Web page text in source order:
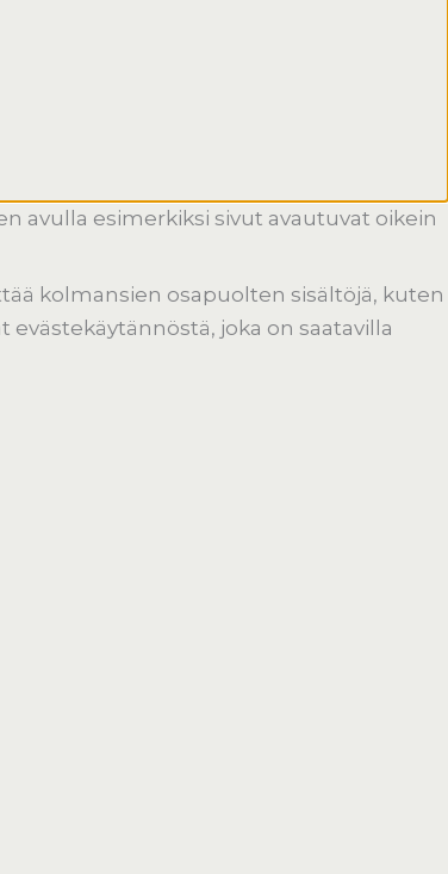
avulla esimerkiksi sivut avautuvat oikein
kolmansien osapuolten sisältöjä, kuten
evästekäytännöstä, joka on saatavilla